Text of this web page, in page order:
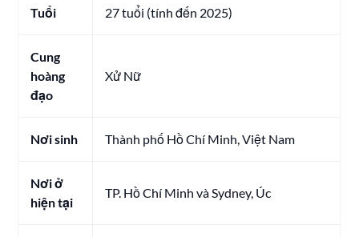
Tuổi 27 tuổi (tính đến 2025)
Cung
hoàng
đạo
Xử Nữ
Nơi sinh Thành phố Hồ Chí Minh, Việt Nam
Nơi ở
hiện tại
TP. Hồ Chí Minh và Sydney, Úc